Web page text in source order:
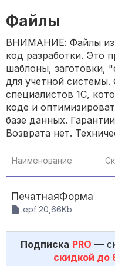
Файлы
ВНИМАНИЕ: Файлы из
код разработки. Это
шаблоны, заготовки,
для учетной
специалистов 1С,
коде и
базе данных.
Возврата нет.
Наименование
ПечатнаяФорма
.epf 20,66Kb
Подписка PRO —
скидкой до